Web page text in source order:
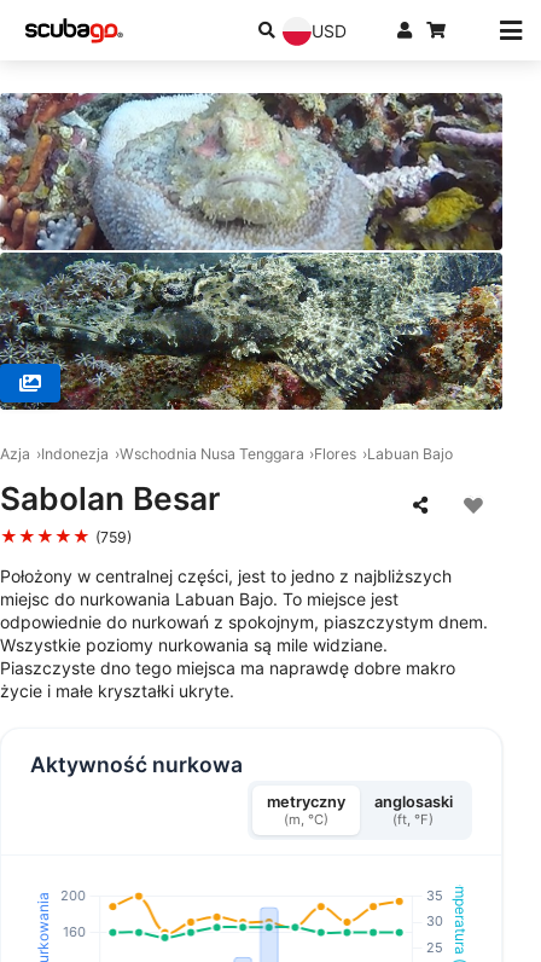
USD
Azja Indonezja Wschodnia Nusa Tenggara Flores Labuan Bajo
Sabolan Besar
★★★★★ (759)
Położony w centralnej części, jest to jedno z najbliższych
miejsc do nurkowania Labuan Bajo. To miejsce jest
odpowiednie do nurkowań z spokojnym, piaszczystym dnem.
Wszystkie poziomy nurkowania są mile widziane.
Piaszczyste dno tego miejsca ma naprawdę dobre makro
życie i małe kryształki ukryte.
Aktywność nurkowa
metryczny
(m, °C)
anglosaski
(ft, °F)